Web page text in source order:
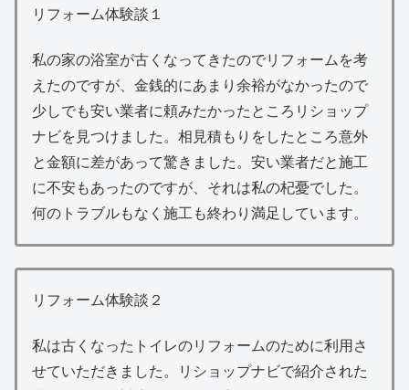
リフォーム体験談１
私の家の浴室が古くなってきたのでリフォームを考
えたのですが、金銭的にあまり余裕がなかったので
少しでも安い業者に頼みたかったところリショップ
ナビを見つけました。相見積もりをしたところ意外
と金額に差があって驚きました。安い業者だと施工
に不安もあったのですが、それは私の杞憂でした。
何のトラブルもなく施工も終わり満足しています。
リフォーム体験談２
私は古くなったトイレのリフォームのために利用さ
せていただきました。リショップナビで紹介された